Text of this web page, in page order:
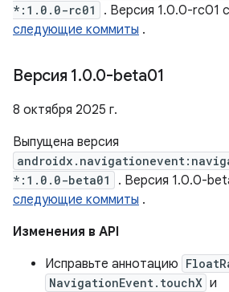
*:1.0.0-rc01
. Версия 1.0.0-rc01
следующие коммиты .
Версия 1.0.0-beta01
8 октября 2025 г.
Выпущена версия
*:1.0.0-beta01
. Версия 1.0.0-
следующие коммиты .
Изменения в API
Исправьте аннотацию
NavigationEvent.touchX и